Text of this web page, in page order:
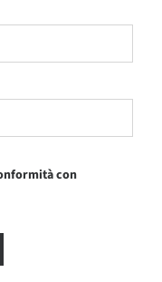
con